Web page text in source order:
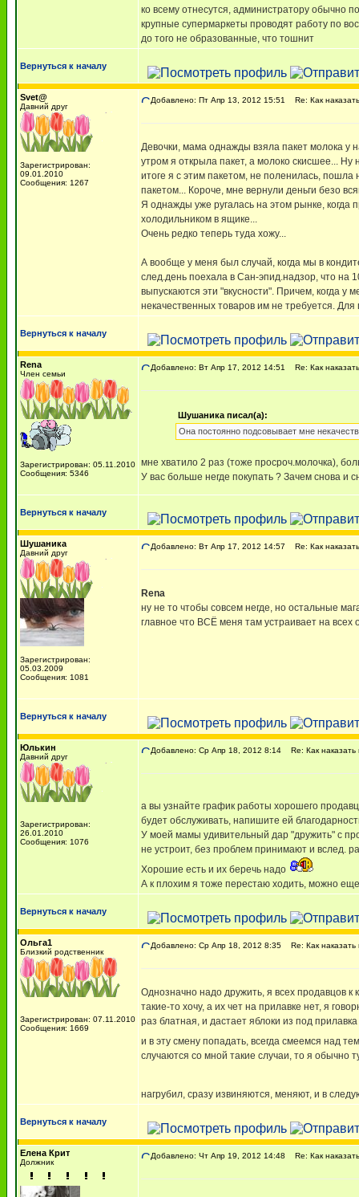
ко всему отнесутся, администратору обычно
крупные супермаркеты проводят работу по
до того не образованные, что тошнит
Вернуться к началу
Svet@
Давний друг
Зарегистрирован:
09.01.2010
Сообщения: 1267
Добавлено: Пт Апр 13, 2012 15:51 Re: Как
Девочки, мама однажды взяла пакет молока
утром я открыла пакет, а молоко скисшее...
итоге я с этим пакетом, не поленилась,
пакетом... Короче, мне вернули деньги безо
Я однажды уже ругалась на этом рынке, когда
холодильником в ящике...
Очень редко теперь туда хожу...
А вообще у меня был случай, когда мы в
след.день поехала в Сан-эпид.надзор, что на
выпускаются эти "вкусности". Причем, когда
некачественных товаров им не требуется.
Вернуться к началу
Rena
Член семьи
Зарегистрирован: 05.11.2010
Сообщения: 5346
Добавлено: Вт Апр 17, 2012 14:51 Re: Как
Шушаника писал(а):
Она постоянно подсовывает мне
мне хватило 2 раз (тоже просроч.молочка),
У вас больше негде покупать ? Зачем снова и
Вернуться к началу
Шушаника
Давний друг
Зарегистрирован:
05.03.2009
Сообщения: 1081
Добавлено: Вт Апр 17, 2012 14:57 Re: Как
Rena
ну не то чтобы совсем негде, но остальные
главное что ВСЁ меня там устраивает на всех
Вернуться к началу
Юлькин
Давний друг
Зарегистрирован:
26.01.2010
Сообщения: 1076
Добавлено: Ср Апр 18, 2012 8:14 Re: Как наказать
а вы узнайте график работы хорошего
будет обслуживать, напишите ей
У моей мамы удивительный дар "дружить" с
не устроит, без проблем принимают и вслед.
Хорошие есть и их беречь надо
А к плохим я тоже перестаю ходить, можно
Вернуться к началу
Ольга1
Близкий родственник
Зарегистрирован: 07.11.2010
Сообщения: 1669
Добавлено: Ср Апр 18, 2012 8:35 Re: Как наказать
Однозначно надо дружить, я всех продавцов
такие-то хочу, а их чет на прилавке нет, я
раз блатная, и дастает яблоки из под
и в эту смену попадать, всегда смеемся над
случаются со мной такие случаи, то я обычно
нагрубил, сразу извиняются, меняют, и в
Вернуться к началу
Елена Крит
Должник
Добавлено: Чт Апр 19, 2012 14:48 Re: Как